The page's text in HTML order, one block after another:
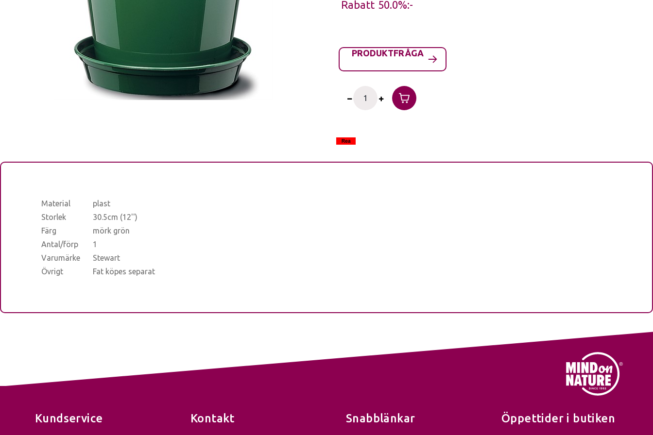
Rabatt 50.0%
PRODUKTFRÅGA
Material
plast
Storlek
30.5cm (12'')
Färg
mörk grön
Antal/förp
1
Varumärke
Stewart
Övrigt
Fat köpes separat
Kundservice Kontakt Snabblänkar Öppettider i butiken